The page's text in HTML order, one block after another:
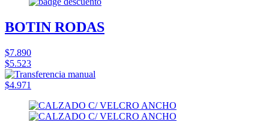
BOTIN RODAS
$7.890
$5.523
$4.971